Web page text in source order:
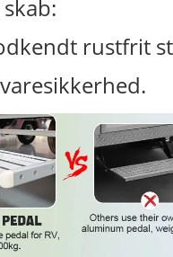
rustfrit